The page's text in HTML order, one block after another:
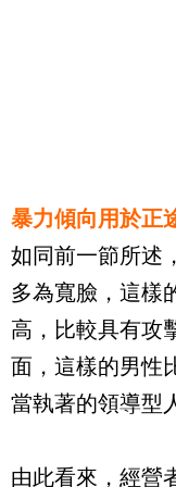
暴力傾向用於正
如同前一節所述
多為寬臉，這樣
高，比較具有攻
面，這樣的男性
當執著的領導型
由此看來，經營